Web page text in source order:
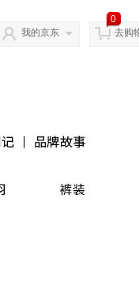
我的京东
0
去购